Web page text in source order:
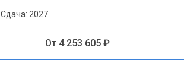
Сдача: 2027
От 4 253 605 ₽